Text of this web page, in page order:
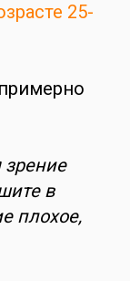
25-
зрение
в
плохое,